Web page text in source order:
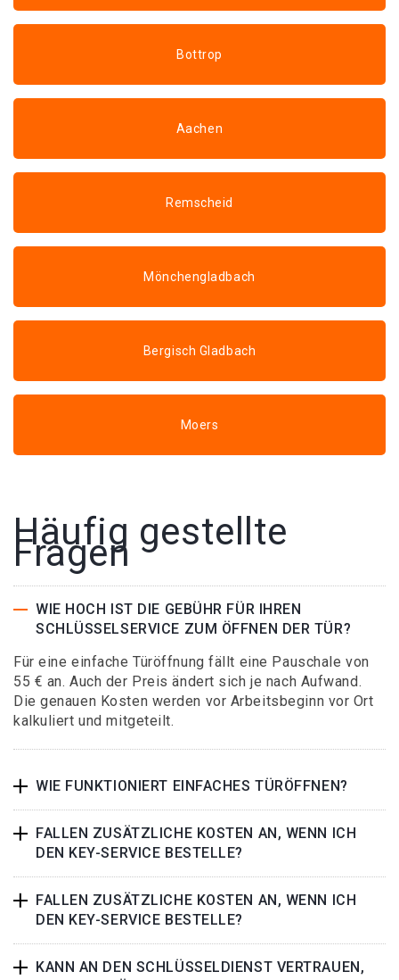
Bottrop
Aachen
Remscheid
Mönchengladbach
Bergisch Gladbach
Moers
Häufig gestellte
Fragen
WIE HOCH IST DIE GEBÜHR FÜR IHREN
SCHLÜSSELSERVICE ZUM ÖFFNEN DER TÜR?
Für eine einfache Türöffnung fällt eine Pauschale von
55 € an. Auch der Preis ändert sich je nach Aufwand.
Die genauen Kosten werden vor Arbeitsbeginn vor Ort
kalkuliert und mitgeteilt.
WIE FUNKTIONIERT EINFACHES TÜRÖFFNEN?
FALLEN ZUSÄTZLICHE KOSTEN AN, WENN ICH
DEN KEY-SERVICE BESTELLE?
FALLEN ZUSÄTZLICHE KOSTEN AN, WENN ICH
DEN KEY-SERVICE BESTELLE?
KANN AN DEN SCHLÜSSELDIENST VERTRAUEN,